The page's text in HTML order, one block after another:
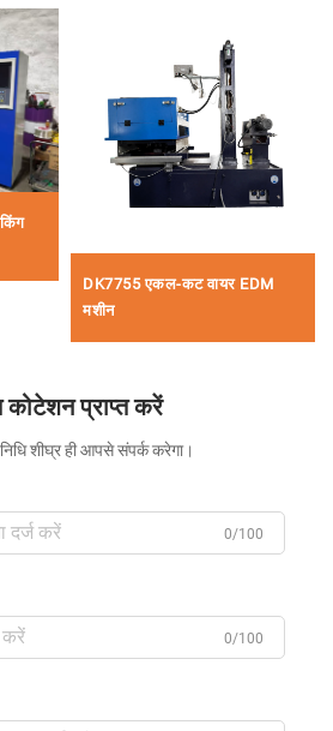
DK7755 एकल-कट वायर EDM
मशीन
कोटेशन प्राप्त करें
शीघ्र ही आपसे संपर्क करेगा।
0/100
0/100